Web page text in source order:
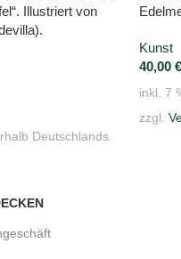
Illustriert von
Deutschlands.
Kunst
40,00 €
inkl. 7
zzgl.